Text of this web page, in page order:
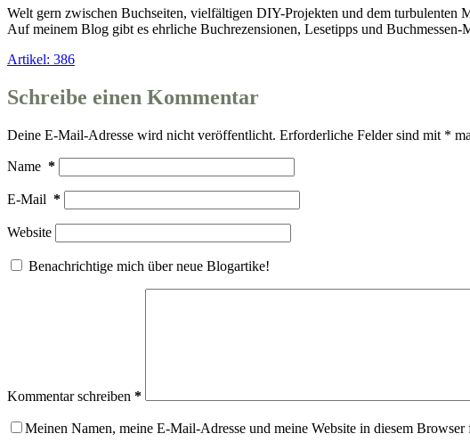
Welt gern zwischen Buchseiten, vielfältigen DIY-Projekten und dem turbulenten
Auf meinem Blog gibt es ehrliche Buchrezensionen, Lesetipps und Buchmessen-
Artikel: 386
Schreibe einen Kommentar
Deine E-Mail-Adresse wird nicht veröffentlicht. Erforderliche Felder sind mit *
Name *
E-Mail *
Website
Benachrichtige mich über neue Blogartike!
Kommentar schreiben *
Meinen Namen, meine E-Mail-Adresse und meine Website in diesem